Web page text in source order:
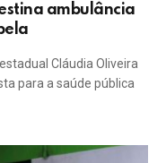
ambulância
Cláudia Oliveira
para a saúde pública